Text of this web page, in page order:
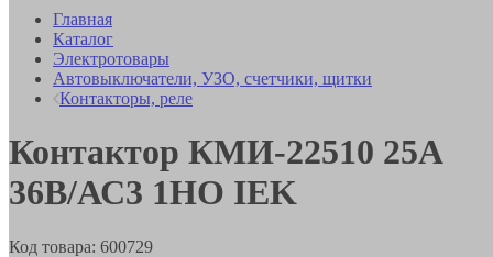
Главная
Каталог
Электротовары
Автовыключатели, УЗО, счетчики, щитки
Контакторы, реле
Контактор КМИ-22510 25А
36В/АС3 1НО IEK
Код товара: 600729